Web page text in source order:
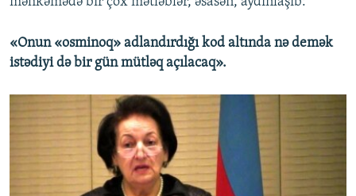
«Onun «osminoq» adlandırdığı kod altında nə demək
istədiyi də bir gün mütləq açılacaq».